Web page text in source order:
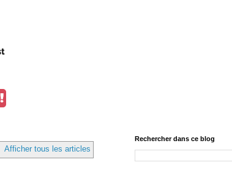
Afficher tous les articles
Rechercher dans ce blog